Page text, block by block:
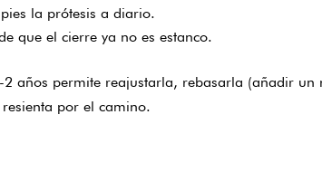
la prótesis a diario.
que el cierre ya no es estanco.
años permite reajustarla, rebasarla (añadir
por el camino.